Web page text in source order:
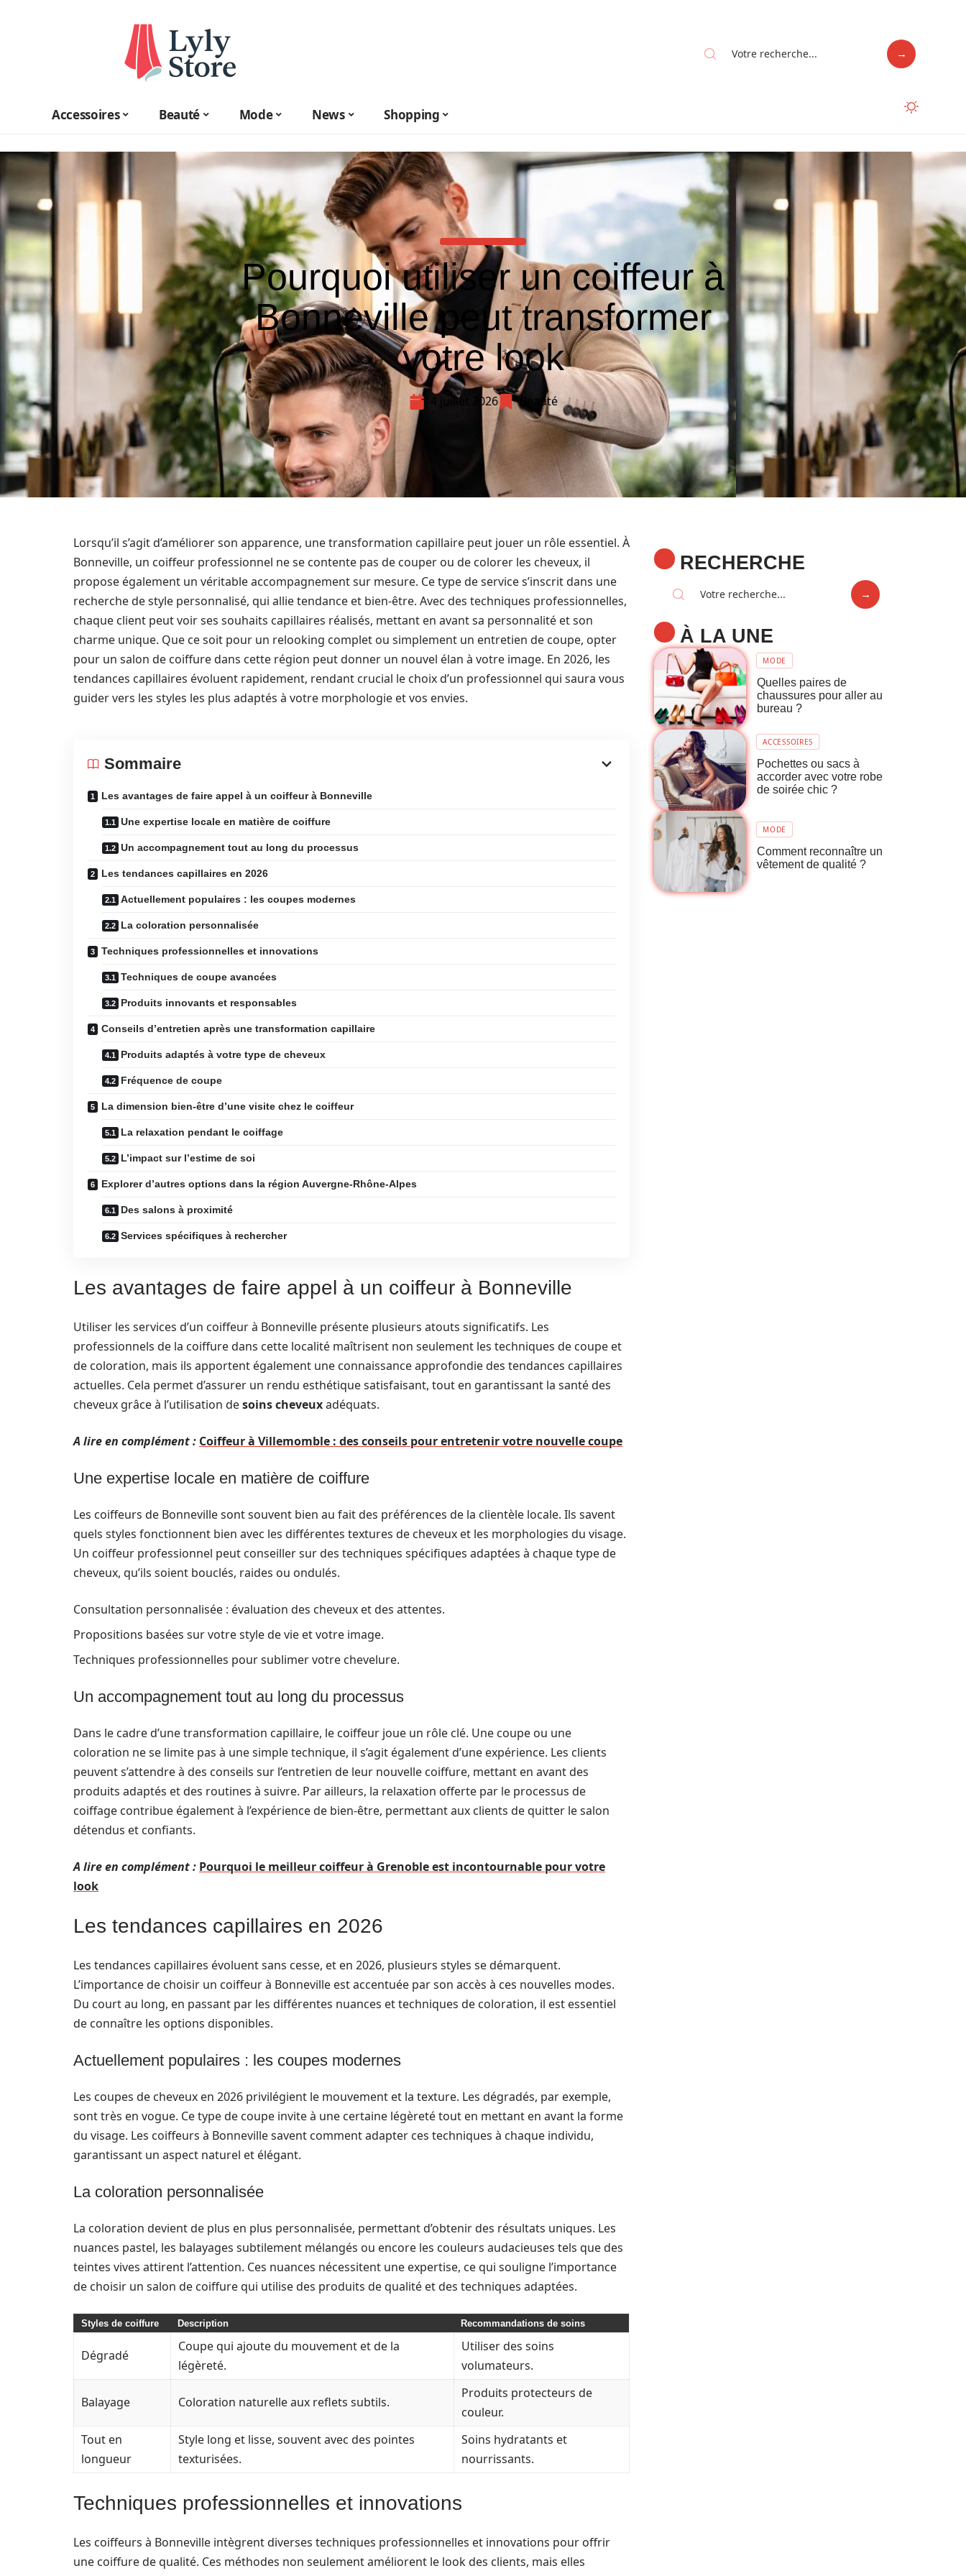
Accessoires Beauté Mode News Shopping
Pourquoi utiliser un coiffeur à
Bonneville peut transformer
votre look
4 juillet 2026 Beauté
Lorsqu’il s’agit d’améliorer son apparence, une transformation capillaire peut jouer un rôle essentiel. À
Bonneville, un coiffeur professionnel ne se contente pas de couper ou de colorer les cheveux, il
propose également un véritable accompagnement sur mesure. Ce type de service s’inscrit dans une
recherche de style personnalisé, qui allie tendance et bien-être. Avec des techniques professionnelles,
chaque client peut voir ses souhaits capillaires réalisés, mettant en avant sa personnalité et son
charme unique. Que ce soit pour un relooking complet ou simplement un entretien de coupe, opter
pour un salon de coiffure dans cette région peut donner un nouvel élan à votre image. En 2026, les
tendances capillaires évoluent rapidement, rendant crucial le choix d’un professionnel qui saura vous
guider vers les styles les plus adaptés à votre morphologie et vos envies.
Sommaire
Les avantages de faire appel à un coiffeur à Bonneville
Une expertise locale en matière de coiffure
Un accompagnement tout au long du processus
Les tendances capillaires en 2026
Actuellement populaires : les coupes modernes
La coloration personnalisée
Techniques professionnelles et innovations
Techniques de coupe avancées
Produits innovants et responsables
Conseils d’entretien après une transformation capillaire
Produits adaptés à votre type de cheveux
Fréquence de coupe
La dimension bien-être d’une visite chez le coiffeur
La relaxation pendant le coiffage
L’impact sur l’estime de soi
Explorer d’autres options dans la région Auvergne-Rhône-Alpes
Des salons à proximité
Services spécifiques à rechercher
Les avantages de faire appel à un coiffeur à Bonneville
Utiliser les services d’un coiffeur à Bonneville présente plusieurs atouts significatifs. Les
professionnels de la coiffure dans cette localité maîtrisent non seulement les techniques de coupe et
de coloration, mais ils apportent également une connaissance approfondie des tendances capillaires
actuelles. Cela permet d’assurer un rendu esthétique satisfaisant, tout en garantissant la santé des
cheveux grâce à l’utilisation desoins cheveuxadéquats.
A lire en complément : Coiffeur à Villemomble : des conseils pour entretenir votre nouvelle coupe
Une expertise locale en matière de coiffure
Les coiffeurs de Bonneville sont souvent bien au fait des préférences de la clientèle locale. Ils savent
quels styles fonctionnent bien avec les différentes textures de cheveux et les morphologies du visage.
Un coiffeur professionnel peut conseiller sur des techniques spécifiques adaptées à chaque type de
cheveux, qu’ils soient bouclés, raides ou ondulés.
Consultation personnalisée : évaluation des cheveux et des attentes.
Propositions basées sur votre style de vie et votre image.
Techniques professionnelles pour sublimer votre chevelure.
Un accompagnement tout au long du processus
Dans le cadre d’une transformation capillaire, le coiffeur joue un rôle clé. Une coupe ou une
coloration ne se limite pas à une simple technique, il s’agit également d’une expérience. Les clients
peuvent s’attendre à des conseils sur l’entretien de leur nouvelle coiffure, mettant en avant des
produits adaptés et des routines à suivre. Par ailleurs, la relaxation offerte par le processus de
coiffage contribue également à l’expérience de bien-être, permettant aux clients de quitter le salon
détendus et confiants.
A lire en complément : Pourquoi le meilleur coiffeur à Grenoble est incontournable pour votre
look
Les tendances capillaires en 2026
Les tendances capillaires évoluent sans cesse, et en 2026, plusieurs styles se démarquent.
L’importance de choisir un coiffeur à Bonneville est accentuée par son accès à ces nouvelles modes.
Du court au long, en passant par les différentes nuances et techniques de coloration, il est essentiel
de connaître les options disponibles.
Actuellement populaires : les coupes modernes
Les coupes de cheveux en 2026 privilégient le mouvement et la texture. Les dégradés, par exemple,
sont très en vogue. Ce type de coupe invite à une certaine légèreté tout en mettant en avant la forme
du visage. Les coiffeurs à Bonneville savent comment adapter ces techniques à chaque individu,
garantissant un aspect naturel et élégant.
La coloration personnalisée
La coloration devient de plus en plus personnalisée, permettant d’obtenir des résultats uniques. Les
nuances pastel, les balayages subtilement mélangés ou encore les couleurs audacieuses tels que des
teintes vives attirent l’attention. Ces nuances nécessitent une expertise, ce qui souligne l’importance
de choisir un salon de coiffure qui utilise des produits de qualité et des techniques adaptées.
Styles de coiffure Description Recommandations de soins
Dégradé
Coupe qui ajoute du mouvement et de la
légèreté.
Utiliser des soins
volumateurs.
Balayage Coloration naturelle aux reflets subtils.
Produits protecteurs de
couleur.
Tout en
longueur
Style long et lisse, souvent avec des pointes
texturisées.
Soins hydratants et
nourrissants.
Techniques professionnelles et innovations
Les coiffeurs à Bonneville intègrent diverses techniques professionnelles et innovations pour offrir
une coiffure de qualité. Ces méthodes non seulement améliorent le look des clients, mais elles
RECHERCHE
À LA UNE
MODE
Quelles paires de
chaussures pour aller au
bureau ?
ACCESSOIRES
Pochettes ou sacs à
accorder avec votre robe
de soirée chic ?
MODE
Comment reconnaître un
vêtement de qualité ?